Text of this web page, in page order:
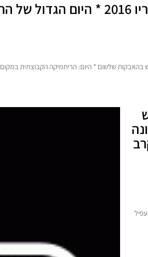
באקו 2015: הקלע ריכטר המריא
שלשום * היום: הריתמיקה הקבוצתית
העפיל